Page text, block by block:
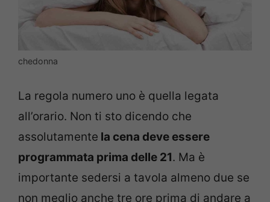
chedonna
La regola numero uno è quella legata
all’orario. Non ti sto dicendo che
assolutamente la cena deve essere
programmata prima delle 21. Ma è
importante sedersi a tavola almeno due se
non meglio anche tre ore prima di andare a